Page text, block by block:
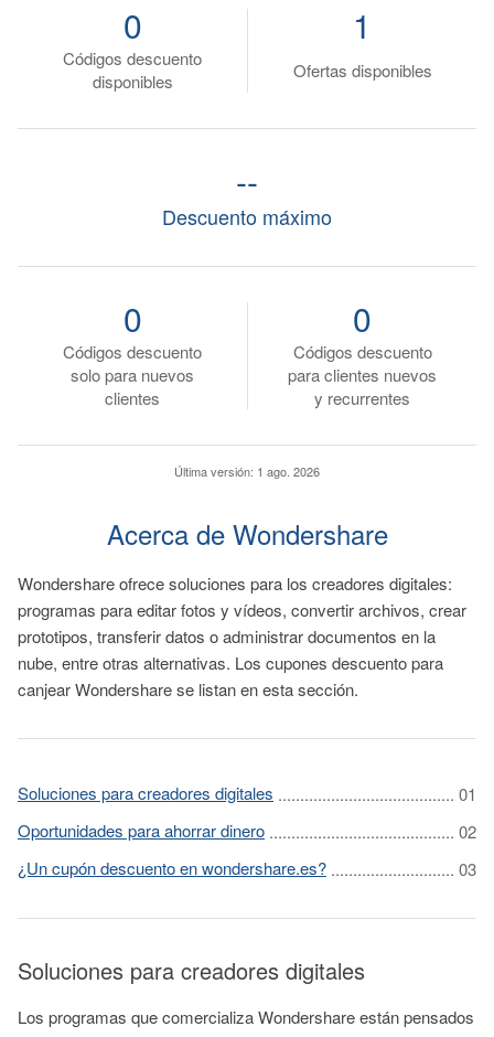
Códigos descuento
disponibles
0
Ofertas disponibles
1
Descuento máximo
--
Códigos descuento
solo para nuevos
clientes
0
Códigos descuento
para clientes nuevos
y recurrentes
0
Última versión: 1 ago. 2026
Acerca de Wondershare
Wondershare ofrece soluciones para los creadores digitales:
programas para editar fotos y vídeos, convertir archivos, crear
prototipos, transferir datos o administrar documentos en la
nube, entre otras alternativas. Los cupones descuento para
canjear Wondershare se listan en esta sección.
Soluciones para creadores digitales
Oportunidades para ahorrar dinero
¿Un cupón descuento en wondershare.es?
Soluciones para creadores digitales
Los programas que comercializa Wondershare están pensados